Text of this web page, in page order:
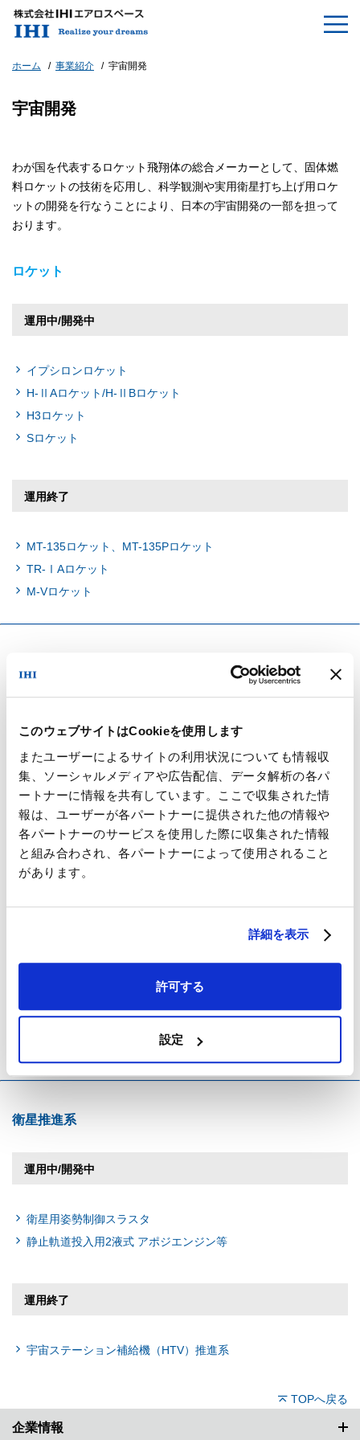
このウェブサイトはCookieを使用します
またユーザーによるサイトの利用状況についても情報収
集、ソーシャルメディアや広告配信、データ解析の各パ
ートナーに情報を共有しています。ここで収集された情
報は、ユーザーが各パートナーに提供された他の情報や
各パートナーのサービスを使用した際に収集された情報
と組み合わされ、各パートナーによって使用されること
があります。
詳細を表示
許可する
設定
ホーム 事業紹介 宇宙開発
宇宙開発
わが国を代表するロケット飛翔体の総合メーカーとして、固体燃
料ロケットの技術を応用し、科学観測や実用衛星打ち上げ用ロケ
ットの開発を行なうことにより、日本の宇宙開発の一部を担って
おります。
ロケット
運用中/開発中
イプシロンロケット
H-ⅡAロケット/H-ⅡBロケット
H3ロケット
Sロケット
運用終了
MT-135ロケット、MT-135Pロケット
TR-ⅠAロケット
M-Vロケット
国際宇宙ステーション
小型衛星放出機構
船内実験ラック
実験装置
高エネルギー電子・ガンマ線観測装置 （CALET）
はやぶさ２
次世代型無人宇宙実験システム
衛星推進系
運用中/開発中
衛星用姿勢制御スラスタ
静止軌道投入用2液式 アポジエンジン等
運用終了
宇宙ステーション補給機（HTV）推進系
TOPへ戻る
企業情報